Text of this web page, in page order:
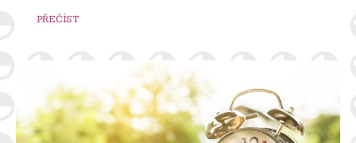
PŘEČÍST